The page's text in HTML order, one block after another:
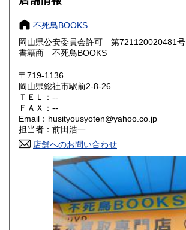
大阪府 600円 兵庫県
鳥取県 600円
岡山県 600円 広島県
山口県 600円
600円
600円 福岡県
600円 長崎県
不死鳥BOOKS
岡山県公安委員会許可 第721120020481号
書籍商 不死鳥BOOKS
〒719-1136
岡山県総社市駅前2-8-26
ＴＥＬ：--
ＦＡＸ：--
Email：husityousyoten@yahoo.co.jp
担当者：前田浩一
店舗へのお問い合わせ